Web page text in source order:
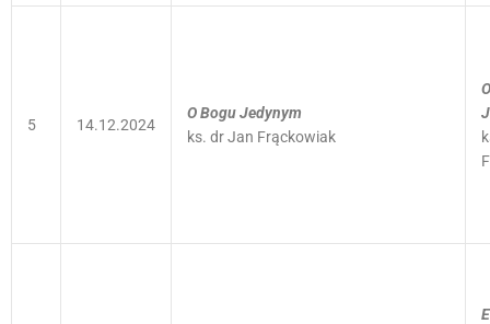
5 14.12.2024
O Bogu Jedynym
ks. dr Jan Frąckowiak